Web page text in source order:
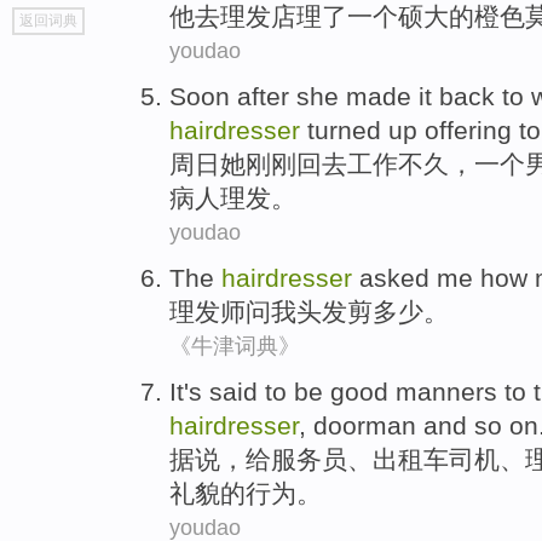
go
top
返回词典
他去理发店理了一个硕大的橙色
youdao
Soon after she made it back to
hairdresser turned up offering to
周日 她刚刚 回去工作不久 ， 一个
病人 理发。
youdao
The hairdresser asked me how
理发师问我头发剪多少。
《牛津词典》
It's said to be good manners to
hairdresser, doorman and so
据说，给服务员、出租车司机、
礼貌的行为。
youdao